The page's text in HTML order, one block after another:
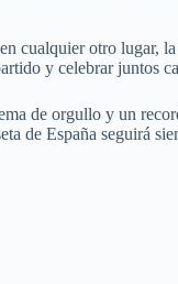
cualquier otro lugar,
y celebrar juntos
de orgullo y un
de España seguirá